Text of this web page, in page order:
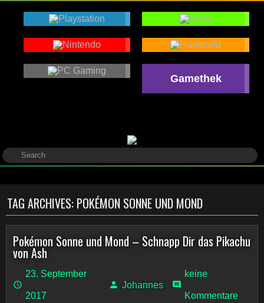
Gamethek
TAG ARCHIVES: POKÉMON SONNE UND MOND
Pokémon Sonne und Mond – Schnapp Dir das Pikachu
von Ash
23. September
2017
Johannes
keine
Kommentare